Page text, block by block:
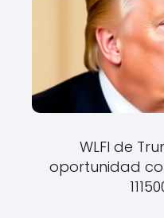
WLFI de
oportunidad